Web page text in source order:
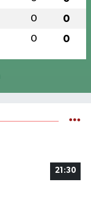
0 0
0 0
21:30